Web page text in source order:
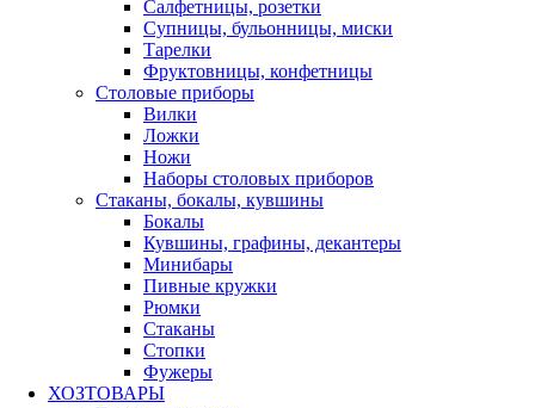
Салфетницы, розетки
Супницы, бульонницы, миски
Тарелки
Фруктовницы, конфетницы
Столовые приборы
Вилки
Ложки
Ножи
Наборы столовых приборов
Стаканы, бокалы, кувшины
Бокалы
Кувшины, графины, декантеры
Минибары
Пивные кружки
Рюмки
Стаканы
Стопки
Фужеры
ХОЗТОВАРЫ